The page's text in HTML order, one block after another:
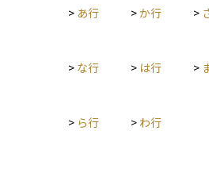
やすいのが特徴です。近年では、
> あ行 >か行 >
> な行 > は行 >
> ら行 > わ行